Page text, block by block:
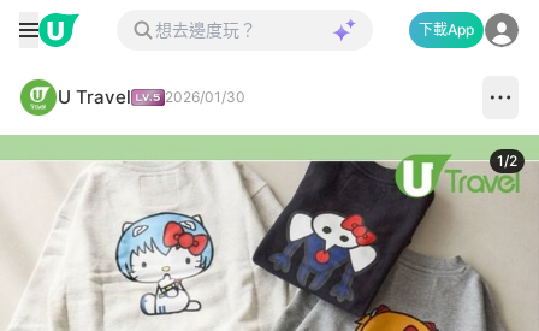
下載App
U Travel 2026/01/30
1/2